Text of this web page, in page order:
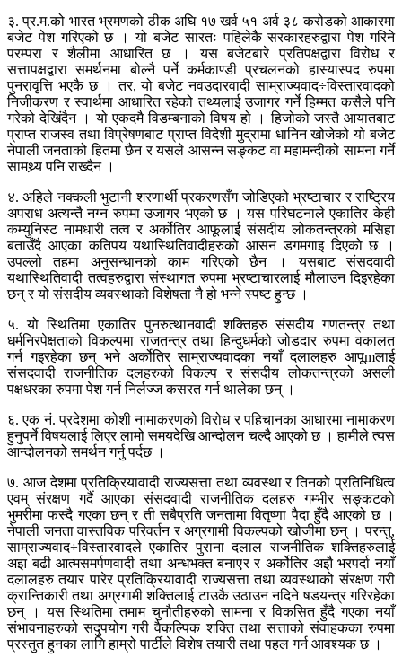
३. प्र.म.को भारत भ्रमणको ठीक अघि १७ खर्व ५१ अर्व ३८ करोडको आकारमा
बजेट पेश गरिएको छ । यो बजेट सारतः पहिलेकै सरकारहरुद्वारा पेश गरिने
परम्परा र शैलीमा आधारित छ । यस बजेटबारे प्रतिपक्षद्वारा विरोध र
सत्तापक्षद्वारा समर्थनमा बोल्नै पर्ने कर्मकाण्डी प्रचलनको हास्यास्पद रुपमा
पुनरावृत्ति भएकै छ । तर, यो बजेट नवउदारवादी साम्राज्यवाद÷विस्तारवादको
निजीकरण र स्वार्थमा आधारित रहेको तथ्यलाई उजागर गर्ने हिम्मत कसैले पनि
गरेको देखिंदैन । यो एकदमै विडम्बनाको विषय हो । हिजोको जस्तै आयातबाट
प्राप्त राजस्व तथा विप्रेषणबाट प्राप्त विदेशी मुद्रामा धानिन खोजेको यो बजेट
नेपाली जनताको हितमा छैन र यसले आसन्न सङ्कट वा महामन्दीको सामना गर्ने
सामथ्र्य पनि राख्दैन ।
४. अहिले नक्कली भुटानी शरणार्थी प्रकरणसँग जोडिएको भ्रष्टाचार र राष्ट्रिय
अपराध अत्यन्तै नग्न रुपमा उजागर भएको छ । यस परिघटनाले एकातिर केही
कम्युनिस्ट नामधारी तत्व र अर्कोतिर आफूलाई संसदीय लोकतन्त्रको मसिहा
बताउँदै आएका कतिपय यथास्थितिवादीहरुको आसन डगमगाइ दिएको छ ।
उपल्लो तहमा अनुसन्धानको काम गरिएको छैन । यसबाट संसदवादी
यथास्थितिवादी तत्वहरुद्वारा संस्थागत रुपमा भ्रष्टाचारलाई मौलाउन दिइरहेका
छन् र यो संसदीय व्यवस्थाको विशेषता नै हो भन्ने स्पष्ट हुन्छ ।
५. यो स्थितिमा एकातिर पुनरुत्थानवादी शक्तिहरु संसदीय गणतन्त्र तथा
धर्मनिरपेक्षताको विकल्पमा राजतन्त्र तथा हिन्दुधर्मको जोडदार रुपमा वकालत
गर्न गइरहेका छन् भने अर्कोतिर साम्राज्यवादका नयाँ दलालहरु आपूmलाई
संसदवादी राजनीतिक दलहरुको विकल्प र संसदीय लोकतन्त्रको असली
पक्षधरका रुपमा पेश गर्न निर्लज्ज कसरत गर्न थालेका छन् ।
६. एक नं. प्रदेशमा कोशी नामाकरणको विरोध र पहिचानका आधारमा नामाकरण
हुनुपर्ने विषयलाई लिएर लामो समयदेखि आन्दोलन चल्दै आएको छ । हामीले त्यस
आन्दोलनको समर्थन गर्नु पर्दछ ।
७. आज देशमा प्रतिक्रियावादी राज्यसत्ता तथा व्यवस्था र तिनको प्रतिनिधित्व
एवम् संरक्षण गर्दै आएका संसदवादी राजनीतिक दलहरु गम्भीर सङ्कटको
भुमरीमा फस्दै गएका छन् र ती सबैप्रति जनतामा वितृष्णा पैदा हुँदै आएको छ ।
नेपाली जनता वास्तविक परिवर्तन र अग्रगामी विकल्पको खोजीमा छन् । परन्तु,
साम्राज्यवाद÷विस्तारवादले एकातिर पुराना दलाल राजनीतिक शक्तिहरुलाई
अझ बढी आत्मसमर्पणवादी तथा अन्धभक्त बनाएर र अर्कोतिर अझै भरपर्दा नयाँ
दलालहरु तयार पारेर प्रतिक्रियावादी राज्यसत्ता तथा व्यवस्थाको संरक्षण गरी
क्रान्तिकारी तथा अग्रगामी शक्तिलाई टाउकै उठाउन नदिने षडयन्त्र गरिरहेका
छन् । यस स्थितिमा तमाम चुनौतीहरुको सामना र विकसित हुँदै गएका नयाँ
संभावनाहरुको सदुपयोग गरी वैकल्पिक शक्ति तथा सत्ताको संवाहकका रुपमा
प्रस्तुत हुनका लागि हाम्रो पार्टीले विशेष तयारी तथा पहल गर्न आवश्यक छ ।